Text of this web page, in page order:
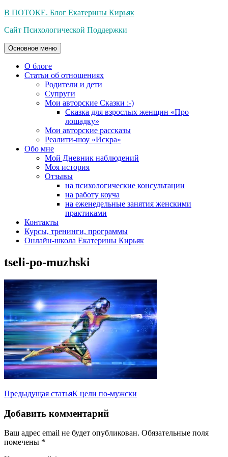
Перейти
содержимому
В ПОТОКЕ. Блог Екатерины Кирьяк
Сайт Психологической Поддержки
Основное меню
О блоге
Статьи об отношениях
Родители и дети
Супруги
Мои авторские Сказки :-)
Сказка для взрослых женщин «Про
лошадку»
Мои авторские рассказы
Реалити-шоу «Искра»
Обо мне
Мой Дневник наблюдений
Моя история
Отзывы
на психологические консультации
на работу коуча
на еженедельные занятия женскими
практиками
Контакты
Курсы, тренинги, программы
Онлайн-школа Екатерины Кирьяк
tseli-po-muzhski
Навигация
по
записям
Предыдущая статьяК цели по-мужски
Добавить комментарий
Ваш адрес email не будет опубликован. Обязательные поля
помечены *